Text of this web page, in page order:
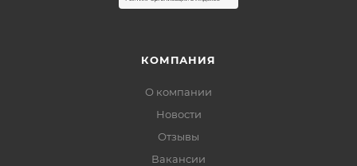
КОМПАНИЯ
О компании
Новости
Отзывы
Вакансии